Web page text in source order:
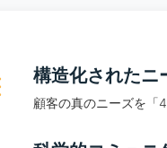
構造化されたニ
顧客の真のニーズを「